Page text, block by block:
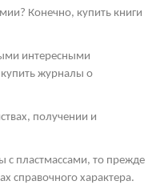
Конечно, купить книги
интересными
журналы о
получении и
с пластмассами, то прежде
справочного характера.